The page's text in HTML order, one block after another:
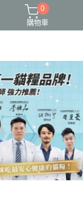
0
購物車